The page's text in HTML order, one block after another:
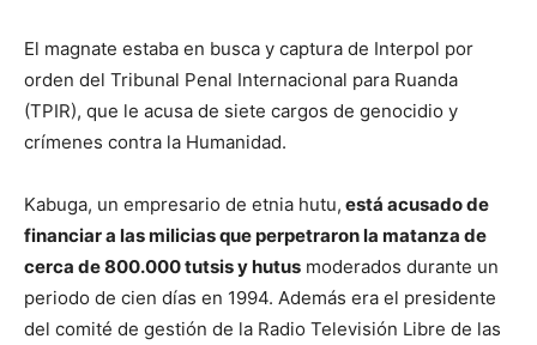
El magnate estaba en busca y captura de Interpol por
orden del Tribunal Penal Internacional para Ruanda
(TPIR), que le acusa de siete cargos de genocidio y
crímenes contra la Humanidad.
Kabuga, un empresario de etnia hutu, está acusado de
financiar a las milicias que perpetraron la matanza de
cerca de 800.000 tutsis y hutus moderados durante un
periodo de cien días en 1994. Además era el presidente
del comité de gestión de la Radio Televisión Libre de las